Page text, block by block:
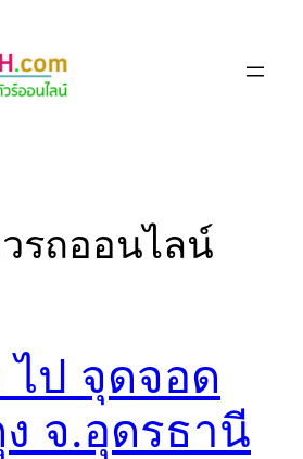
วรถออนไลน์
ไป จุดจอด
จ.อุดรธานี